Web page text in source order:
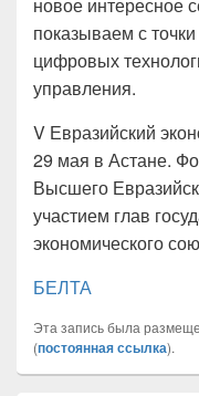
показываем с
цифровых
управления.
V Евразийский
29 мая в Астане.
Высшего
участием глав
экономического
БЕЛТА
Эта запись была
(постоянная ссылка).